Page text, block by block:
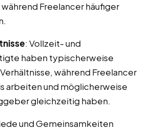
Freelancer häufiger
: Vollzeit- und
haben typischerweise
während Freelancer
arbeiten und möglicherweise
gleichzeitig haben.
und Gemeinsamkeiten